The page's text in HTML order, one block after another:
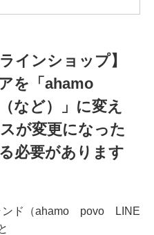
インショップ】
を「ahamo
など）」に変え
が変更になった
必要があります
ンド（ahamo povo LINE